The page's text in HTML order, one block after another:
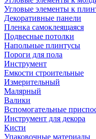
Угловые элементы к
Декоративные панели
Пленка самоклеящаяся
Подвесные потолки
Напольные плинтусы
Пороги для пола
Инструмент
Емкости строительные
Измерительный
Малярный
Валики
Вспомогательные
Инструмент для декора
Кисти
Упаковочные материалы